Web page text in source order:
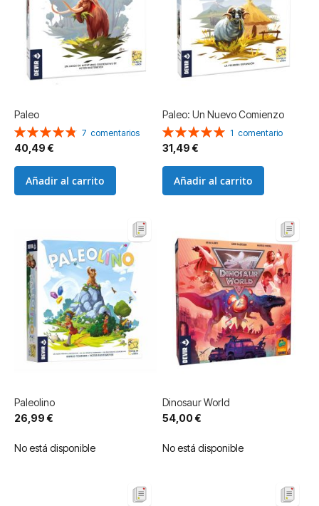
Paleo
Valoración:
97%
7 comentarios
40,49 €
Añadir al carrito
Paleo: Un Nuevo Comienzo
Valoración:
100%
1 comentario
31,49 €
Añadir al carrito
Paleolino
26,99 €
No está disponible
Dinosaur World
54,00 €
No está disponible